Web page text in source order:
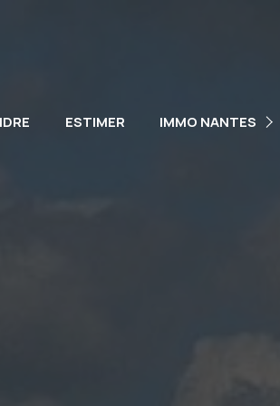
ESTIMER IMMO NANTES
NOS VÉHICULES